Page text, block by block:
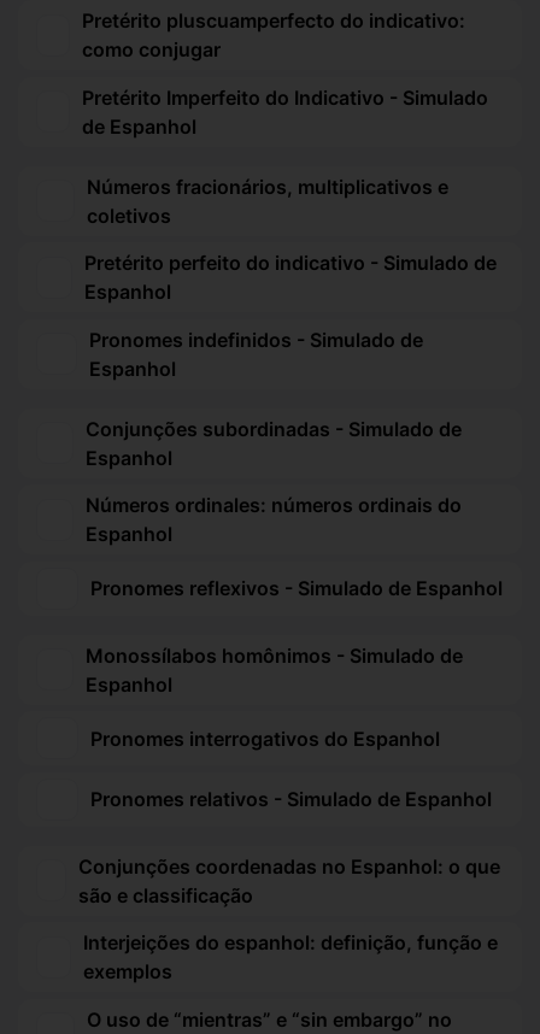
Pretérito pluscuamperfecto do indicativo:
como conjugar
Pretérito Imperfeito do Indicativo - Simulado
de Espanhol
Números fracionários, multiplicativos e
coletivos
Pretérito perfeito do indicativo - Simulado de
Espanhol
Pronomes indefinidos - Simulado de
Espanhol
Conjunções subordinadas - Simulado de
Espanhol
Números ordinales: números ordinais do
Espanhol
Pronomes reflexivos - Simulado de Espanhol
Monossílabos homônimos - Simulado de
Espanhol
Pronomes interrogativos do Espanhol
Pronomes relativos - Simulado de Espanhol
Conjunções coordenadas no Espanhol: o que
são e classificação
Interjeições do espanhol: definição, função e
exemplos
O uso de “mientras” e “sin embargo” no